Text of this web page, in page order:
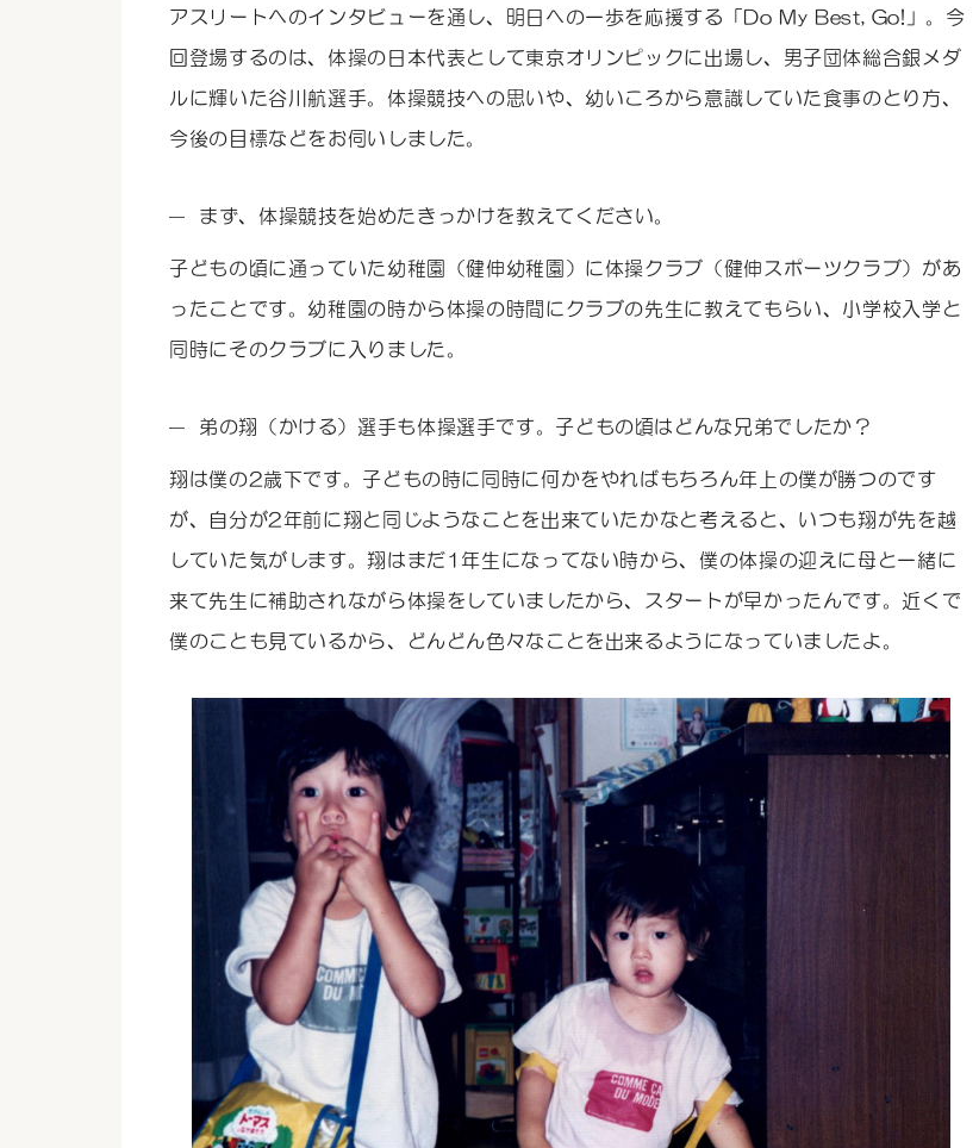
アスリートへのインタビューを通し、明日への一歩を応援する「Do My Best, Go!」。今
回登場するのは、体操の日本代表として東京オリンピックに出場し、男子団体総合銀メダ
ルに輝いた谷川航選手。体操競技への思いや、幼いころから意識していた食事のとり方、
今後の目標などをお伺いしました。
まず、体操競技を始めたきっかけを教えてください。
子どもの頃に通っていた幼稚園（健伸幼稚園）に体操クラブ（健伸スポーツクラブ）があ
ったことです。幼稚園の時から体操の時間にクラブの先生に教えてもらい、小学校入学と
同時にそのクラブに入りました。
弟の翔（かける）選手も体操選手です。子どもの頃はどんな兄弟でしたか？
翔は僕の2歳下です。子どもの時に同時に何かをやればもちろん年上の僕が勝つのです
が、自分が2年前に翔と同じようなことを出来ていたかなと考えると、いつも翔が先を越
していた気がします。翔はまだ1年生になってない時から、僕の体操の迎えに母と一緒に
来て先生に補助されながら体操をしていましたから、スタートが早かったんです。近くで
僕のことも見ているから、どんどん色々なことを出来るようになっていましたよ。